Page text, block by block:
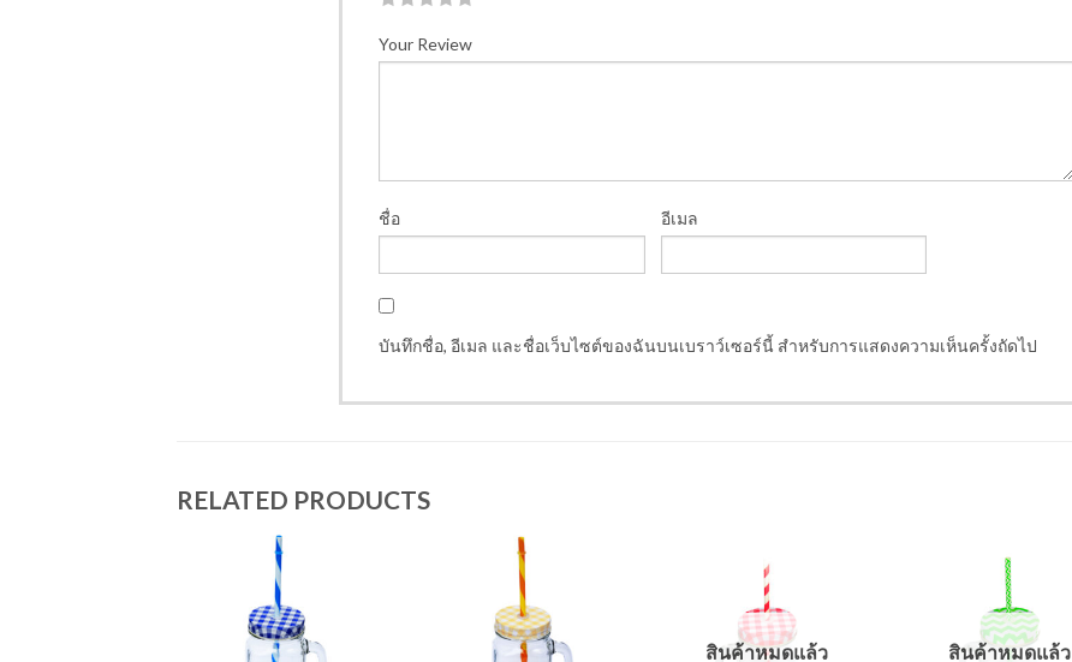
Your Review
ชื่อ อีเมล
บันทึกชื่อ, อีเมล และชื่อเว็บไซต์ของฉันบนเบราว์เซอร์นี้ สำหรับการแสดงความเห็นครั้งถัดไป
RELATED PRODUCTS
สินค้าหมดแล้ว สินค้าหมดแล้ว